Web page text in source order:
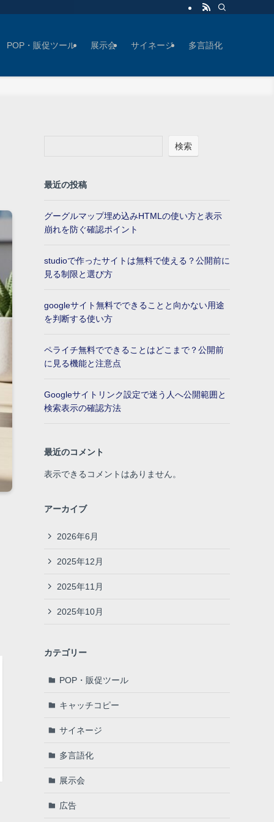
POP・販促ツール 展示会 サイネージ 多言語化
検索
最近の投稿
グーグルマップ埋め込みHTMLの使い方と表示
崩れを防ぐ確認ポイント
studioで作ったサイトは無料で使える？公開前に
見る制限と選び方
googleサイト無料でできることと向かない用途
を判断する使い方
ペライチ無料でできることはどこまで？公開前
に見る機能と注意点
Googleサイトリンク設定で迷う人へ公開範囲と
検索表示の確認方法
最近のコメント
表示できるコメントはありません。
アーカイブ
2026年6月
2025年12月
2025年11月
2025年10月
カテゴリー
POP・販促ツール
キャッチコピー
サイネージ
多言語化
展示会
広告